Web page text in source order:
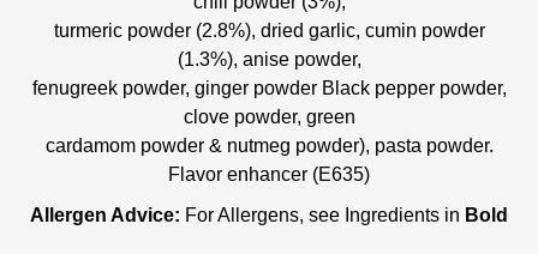
turmeric powder (2.8%), dried garlic, cumin powder
(1.3%), anise powder,
fenugreek powder, ginger powder Black pepper powder,
clove powder, green
cardamom powder & nutmeg powder), pasta powder.
Flavor enhancer (E635)
Allergen Advice: For Allergens, see Ingredients in Bold